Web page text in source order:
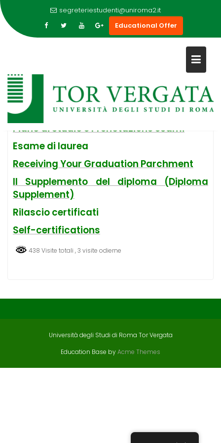
segreteriestudenti@uniroma2.it
Educational Offer
ESAMI, VERIFICHE E RILASCIO
CERTIFICATI
Esami di profitto
Piano di studio e Prenotazione esami
Esame di laurea
Receiving Your Graduation Parchment
Il Supplemento del diploma (Diploma
Supplement)
Rilascio certificati
Self-certifications
438 Visite totali , 3 visite odierne
Università degli Studi di Roma Tor Vergata
Education Base byAcme Themes